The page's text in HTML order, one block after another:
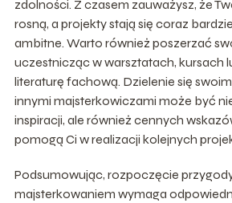
zdolności. Z czasem zauważysz, że
rosną, a projekty stają się coraz
ambitne. Warto również poszerzać
uczestnicząc w warsztatach, kursach
literaturę fachową. Dzielenie się
innymi majsterkowiczami może być
inspiracji, ale również cennych
pomogą Ci w realizacji kolejnych
Podsumowując, rozpoczęcie
majsterkowaniem wymaga